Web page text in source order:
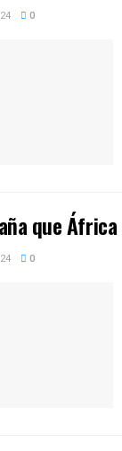
0
que África
0